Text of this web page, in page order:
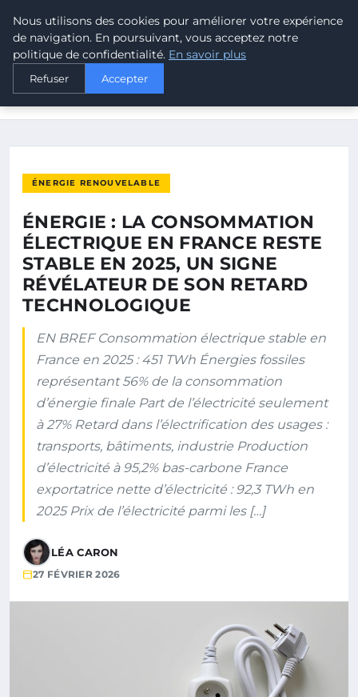
MALTA CLIMATE
ACCUEIL
ÉNERGIE : LA CONSOMMATION ÉLECTRIQUE EN FRANCE RESTE
ÉNERGIE RENOUVELABLE
ÉNERGIE : LA CONSOMMATION
ÉLECTRIQUE EN FRANCE RESTE
STABLE EN 2025, UN SIGNE
RÉVÉLATEUR DE SON RETARD
TECHNOLOGIQUE
EN BREF Consommation électrique stable en
France en 2025 : 451 TWh Énergies fossiles
représentant 56% de la consommation
d’énergie finale Part de l’électricité seulement
à 27% Retard dans l’électrification des usages :
transports, bâtiments, industrie Production
d’électricité à 95,2% bas-carbone France
exportatrice nette d’électricité : 92,3 TWh en
2025 Prix de l’électricité parmi les […]
LÉA CARON
27 FÉVRIER 2026
Nous utilisons des cookies pour améliorer votre expérience
de navigation. En poursuivant, vous acceptez notre
politique de confidentialité. En savoir plus
Refuser Accepter